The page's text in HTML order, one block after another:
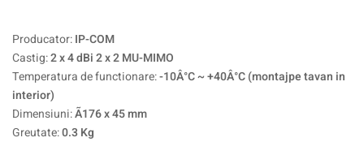
Producator:IP-COM
Castig:2 x 4 dBi 2 x 2 MU-MIMO
Temperatura de functionare:-10Â°C ~ +40Â°C (montajpe tavan in
interior)
Dimensiuni:Ã176 x 45 mm
Greutate:0.3 Kg